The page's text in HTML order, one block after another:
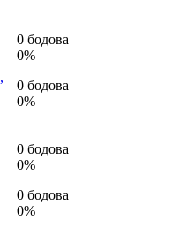
,
0 бодова
0%
0 бодова
0%
0 бодова
0%
0 бодова
0%